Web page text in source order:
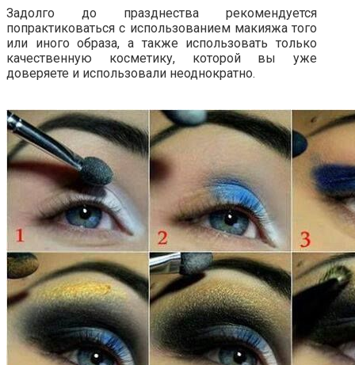
Задолго до празднества рекомендуется
попрактиковаться с использованием макияжа того
или иного образа, а также использовать только
качественную косметику, которой вы уже
доверяете и использовали неоднократно.